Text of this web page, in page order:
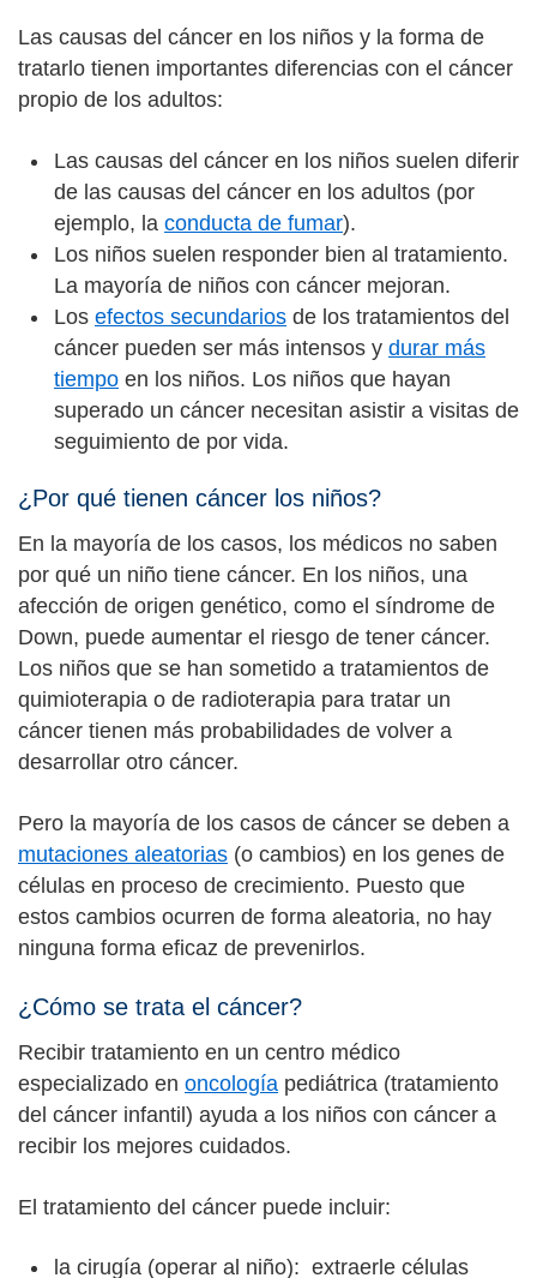
Las causas del cáncer en los niños y la forma de
tratarlo tienen importantes diferencias con el cáncer
propio de los adultos:
Las causas del cáncer en los niños suelen diferir
de las causas del cáncer en los adultos (por
ejemplo, la conducta de fumar).
Los niños suelen responder bien al tratamiento.
La mayoría de niños con cáncer mejoran.
Los efectos secundarios de los tratamientos del
cáncer pueden ser más intensos y durar más
tiempo en los niños. Los niños que hayan
superado un cáncer necesitan asistir a visitas de
seguimiento de por vida.
¿Por qué tienen cáncer los niños?
En la mayoría de los casos, los médicos no saben
por qué un niño tiene cáncer. En los niños, una
afección de origen genético, como el síndrome de
Down, puede aumentar el riesgo de tener cáncer.
Los niños que se han sometido a tratamientos de
quimioterapia o de radioterapia para tratar un
cáncer tienen más probabilidades de volver a
desarrollar otro cáncer.
Pero la mayoría de los casos de cáncer se deben a
mutaciones aleatorias (o cambios) en los genes de
células en proceso de crecimiento. Puesto que
estos cambios ocurren de forma aleatoria, no hay
ninguna forma eficaz de prevenirlos.
¿Cómo se trata el cáncer?
Recibir tratamiento en un centro médico
especializado en oncología pediátrica (tratamiento
del cáncer infantil) ayuda a los niños con cáncer a
recibir los mejores cuidados.
El tratamiento del cáncer puede incluir:
la cirugía (operar al niño): extraerle células